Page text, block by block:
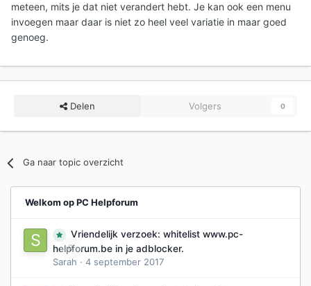
meteen, mits je dat niet verandert hebt. Je kan ook een menu
invoegen maar daar is niet zo heel veel variatie in maar goed
genoeg.
Delen Volgers 0
Ga naar topic overzicht
Welkom op PC Helpforum
0
Vriendelijk verzoek: whitelist www.pc-
helpforum.be in je adblocker.
Sarah · 4 september 2017